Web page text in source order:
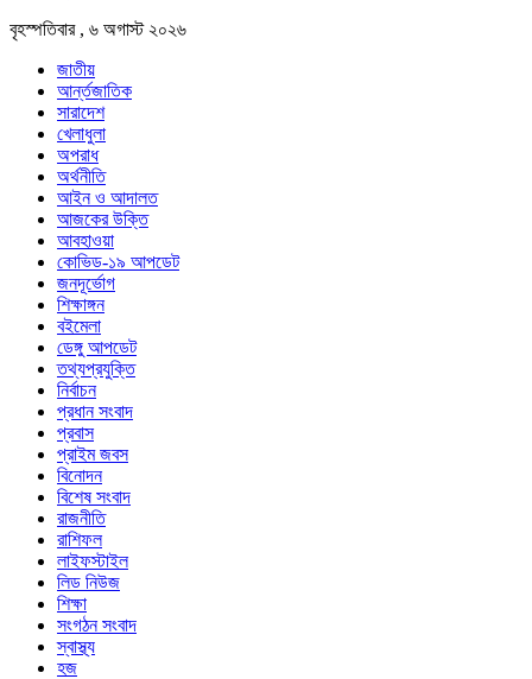
বৃহস্পতিবার , ৬ অগাস্ট ২০২৬
জাতীয়
আর্ন্তজাতিক
সারাদেশ
খেলাধুলা
অপরাধ
অর্থনীতি
আইন ও আদালত
আজকের উক্তি
আবহাওয়া
কোভিড-১৯ আপডেট
জনদূর্ভোগ
শিক্ষাঙ্গন
বইমেলা
ডেঙ্গু আপডেট
তথ্যপ্রযুক্তি
নির্বাচন
প্রধান সংবাদ
প্রবাস
প্রাইম জবস
বিনোদন
বিশেষ সংবাদ
রাজনীতি
রাশিফল
লাইফস্টাইল
লিড নিউজ
শিক্ষা
সংগঠন সংবাদ
স্বাস্থ্য
হজ